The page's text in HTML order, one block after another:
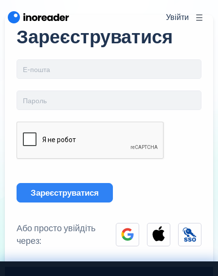
Увійти
Зареєструватися
Зареєструватися
Або просто увійдіть
через: